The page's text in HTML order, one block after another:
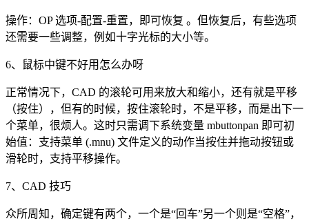
操作：OP 选项-配置-重置，即可恢复 。但恢复后，有些选项
还需要一些调整，例如十字光标的大小等。
6、鼠标中键不好用怎么办呀
正常情况下，CAD 的滚轮可用来放大和缩小，还有就是平移
（按住），但有的时候，按住滚轮时，不是平移，而是出下一
个菜单，很烦人。这时只需调下系统变量 mbuttonpan 即可初
始值：支持菜单 (.mnu) 文件定义的动作当按住并拖动按钮或
滑轮时，支持平移操作。
7、CAD 技巧
众所周知，确定键有两个，一个是“回车”另一个则是“空格”，